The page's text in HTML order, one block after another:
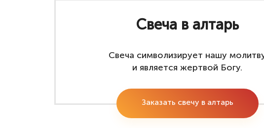
Свеча в алтарь
Свеча символизирует нашу
и является жертвой Богу.
Заказать свечу в алтарь